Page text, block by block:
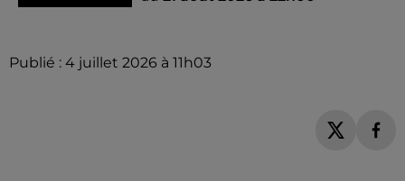
Publié : 4 juillet 2026 à 11h03